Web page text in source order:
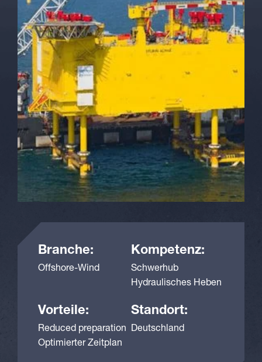
Branche:
Offshore-Wind
Kompetenz:
Schwerhub
Hydraulisches Heben
Vorteile:
Reduced preparation
Optimierter Zeitplan
Standort:
Deutschland